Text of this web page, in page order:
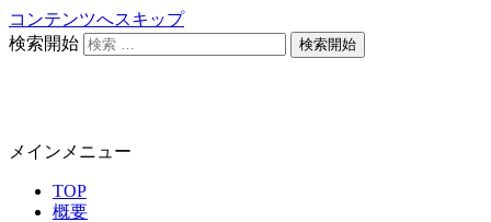
コンテンツへスキップ
静岡大学 オンライン教育担当
検索開始
メインメニュー
TOP
概要